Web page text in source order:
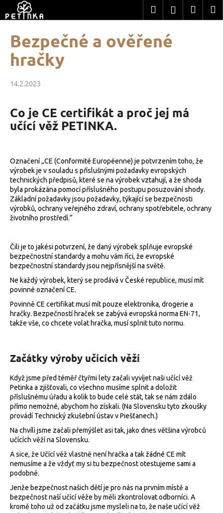
na
obsah
HledatPřihlášení
Bezpečné a ověřené
hračky
14.2.2023
Co je CE certifikát a proč jej má
učící věž PETINKA.
Označení „CE (Conformité Européenne) je potvrzením toho, že
výrobek je v souladu s příslušnými požadavky evropských
technických předpisů, které se na výrobek vztahují, a že shoda
byla prokázána pomocí příslušného postupu posuzování shody.
Základní požadavky jsou požadavky, týkající se bezpečnosti
výrobků, ochrany veřejného zdraví, ochrany spotřebitele, ochrany
životního prostředí.”
Čili je to jakési potvrzení, že daný výrobek splňuje evropské
bezpečnostní standardy a mohu vám říci, že evropské
bezpečnostní standardy jsou nejpřísnější na světě.
Ne každý výrobek, který se prodává v České republice, musí mít
povinné označení CE.
Povinně CE certifikat musí mít pouze elektronika, drogerie a
hračky. Bezpečností hraček se zabývá evropská norma EN-71,
takže vše, co chcete volat hračka, musí splnit tuto normu.
Začátky výroby učících věží
Když jsme před téměř čtyřmi lety začali vyvíjet naši učící věž
Petinka a zjišťovali, co všechno musíme splnit a doložit
příslušnému úřadu a kolik to bude celé stát, tak se nám zdálo
přímo nemožné, abychom ho získali. (Na Slovensku tyto zkoušky
provádí Technický zkušební ústav v Piešťanech.)
Na chvíli jsme začali přemýšlet asi tak, jako dnes většina výrobců
učících věží na Slovensku.
A sice, že Učící věž vlastně není hračka a tak žádné CE mít
nemusíme a že vždyť my si tu bezpečnost otestujeme sami a
podobně.
Jenže bezpečnost našich dětí je pro nás na prvním místě a
bezpečnost naší učící věže by měli zkontrolovat odborníci. A
kromě toho už od začátku jsme mysleli na to, že naše učící věž
o
C
o
p
t
ř
e
u
j
e
t
e
n
j
í
t
?
D
o
p
o
r
u
č
u
j
e
m
e